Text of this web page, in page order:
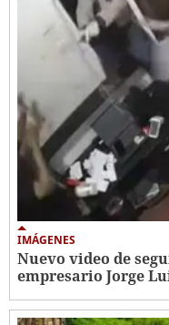
IMÁGENES
Nuevo video de
empresario Jorge